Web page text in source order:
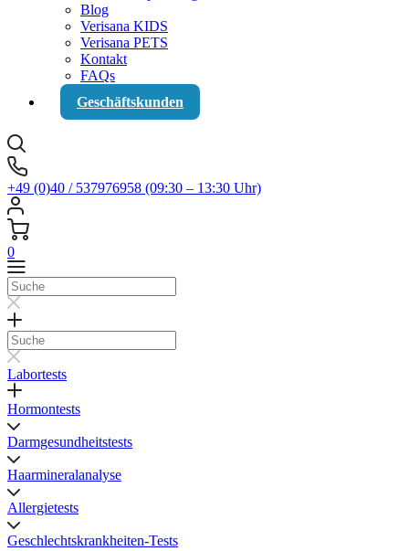
Blog
Verisana KIDS
Verisana PETS
Kontakt
FAQs
Geschäftskunden
+49 (0)40 / 537976958 (09:30 – 13:30 Uhr)
0
Suche
Suche
Labortests
Hormontests
Darmgesundheitstests
Haarmineralanalyse
Allergietests
Geschlechtskrankheiten-Tests